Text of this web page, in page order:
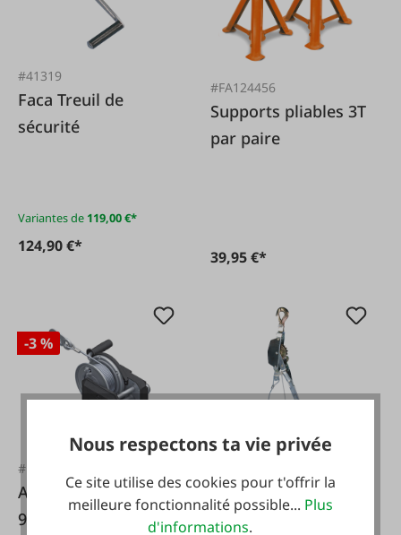
#41319
Faca Treuil de
sécurité
Variantes de 119,00 €*
124,90 €*
#FA124456
Supports pliables 3T
par paire
39,95 €*
-3 %
#FA22893
AL-KO Corde type
901 12,5m
Tire-câble Top 2T
Nous respectons ta vie privée
Ce site utilise des cookies pour t'offrir la
meilleure fonctionnalité possible... Plus
d'informations.